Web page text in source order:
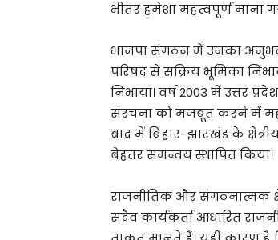
भीतर हमेशा महत्वपूर्ण माना
भाजपा संगठन में उनका अनुभव
परिषद से सक्रिय भूमिका
निभाया। वर्ष 2003 में उत्तर
संरचना को मजबूत करने में
बाद में बिहार-झारखंड के
बेहतर समन्वय स्थापित किया।
राजनीतिक और संगठनात्मक
सदैव कार्यकर्ता आधारित